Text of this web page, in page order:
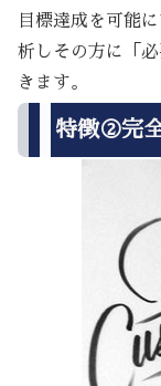
目標達成を可能
析しその方に「
きます。
特徴②完